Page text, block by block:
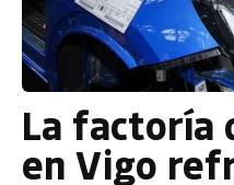
La factoría
en Vigo